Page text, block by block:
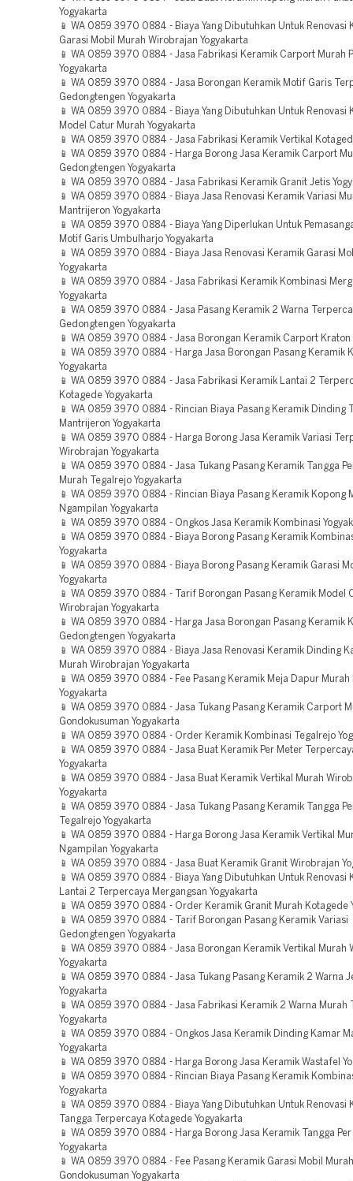
Yogyakarta
📱 WA 0859 3970 0884 - Biaya Yang Dibutuhkan Untuk Renovasi
Garasi Mobil Murah Wirobrajan Yogyakarta
📱 WA 0859 3970 0884 - Jasa Fabrikasi Keramik Carport Murah
Yogyakarta
📱 WA 0859 3970 0884 - Jasa Borongan Keramik Motif Garis
Gedongtengen Yogyakarta
📱 WA 0859 3970 0884 - Biaya Yang Dibutuhkan Untuk Renovasi
Model Catur Murah Yogyakarta
📱 WA 0859 3970 0884 - Jasa Fabrikasi Keramik Vertikal
📱 WA 0859 3970 0884 - Harga Borong Jasa Keramik Carport
Gedongtengen Yogyakarta
📱 WA 0859 3970 0884 - Jasa Fabrikasi Keramik Granit Jetis
📱 WA 0859 3970 0884 - Biaya Jasa Renovasi Keramik Variasi
Mantrijeron Yogyakarta
📱 WA 0859 3970 0884 - Biaya Yang Diperlukan Untuk
Motif Garis Umbulharjo Yogyakarta
📱 WA 0859 3970 0884 - Biaya Jasa Renovasi Keramik Garasi
Yogyakarta
📱 WA 0859 3970 0884 - Jasa Fabrikasi Keramik Kombinasi
Yogyakarta
📱 WA 0859 3970 0884 - Jasa Pasang Keramik 2 Warna
Gedongtengen Yogyakarta
📱 WA 0859 3970 0884 - Jasa Borongan Keramik Carport Kraton
📱 WA 0859 3970 0884 - Harga Jasa Borongan Pasang Keramik
Yogyakarta
📱 WA 0859 3970 0884 - Jasa Fabrikasi Keramik Lantai 2
Kotagede Yogyakarta
📱 WA 0859 3970 0884 - Rincian Biaya Pasang Keramik Dinding
Mantrijeron Yogyakarta
📱 WA 0859 3970 0884 - Harga Borong Jasa Keramik Variasi
Wirobrajan Yogyakarta
📱 WA 0859 3970 0884 - Jasa Tukang Pasang Keramik Tangga
Murah Tegalrejo Yogyakarta
📱 WA 0859 3970 0884 - Rincian Biaya Pasang Keramik Kopong
Ngampilan Yogyakarta
📱 WA 0859 3970 0884 - Ongkos Jasa Keramik Kombinasi
📱 WA 0859 3970 0884 - Biaya Borong Pasang Keramik
Yogyakarta
📱 WA 0859 3970 0884 - Biaya Borong Pasang Keramik Garasi
Yogyakarta
📱 WA 0859 3970 0884 - Tarif Borongan Pasang Keramik Model
Wirobrajan Yogyakarta
📱 WA 0859 3970 0884 - Harga Jasa Borongan Pasang Keramik
Gedongtengen Yogyakarta
📱 WA 0859 3970 0884 - Biaya Jasa Renovasi Keramik Dinding
Murah Wirobrajan Yogyakarta
📱 WA 0859 3970 0884 - Fee Pasang Keramik Meja Dapur Murah
Yogyakarta
📱 WA 0859 3970 0884 - Jasa Tukang Pasang Keramik Carport
Gondokusuman Yogyakarta
📱 WA 0859 3970 0884 - Order Keramik Kombinasi Tegalrejo
📱 WA 0859 3970 0884 - Jasa Buat Keramik Per Meter
Yogyakarta
📱 WA 0859 3970 0884 - Jasa Buat Keramik Vertikal Murah
Yogyakarta
📱 WA 0859 3970 0884 - Jasa Tukang Pasang Keramik Tangga
Tegalrejo Yogyakarta
📱 WA 0859 3970 0884 - Harga Borong Jasa Keramik Vertikal
Ngampilan Yogyakarta
📱 WA 0859 3970 0884 - Jasa Buat Keramik Granit Wirobrajan
📱 WA 0859 3970 0884 - Biaya Yang Dibutuhkan Untuk Renovasi
Lantai 2 Terpercaya Mergangsan Yogyakarta
📱 WA 0859 3970 0884 - Order Keramik Granit Murah Kotagede
📱 WA 0859 3970 0884 - Tarif Borongan Pasang Keramik Variasi
Gedongtengen Yogyakarta
📱 WA 0859 3970 0884 - Jasa Borongan Keramik Vertikal Murah
Yogyakarta
📱 WA 0859 3970 0884 - Jasa Tukang Pasang Keramik 2 Warna
Yogyakarta
📱 WA 0859 3970 0884 - Jasa Fabrikasi Keramik 2 Warna Murah
Yogyakarta
📱 WA 0859 3970 0884 - Ongkos Jasa Keramik Dinding Kamar
Yogyakarta
📱 WA 0859 3970 0884 - Harga Borong Jasa Keramik Wastafel
📱 WA 0859 3970 0884 - Rincian Biaya Pasang Keramik
Yogyakarta
📱 WA 0859 3970 0884 - Biaya Yang Dibutuhkan Untuk Renovasi
Tangga Terpercaya Kotagede Yogyakarta
📱 WA 0859 3970 0884 - Harga Borong Jasa Keramik Tangga
Yogyakarta
📱 WA 0859 3970 0884 - Fee Pasang Keramik Garasi Mobil Murah
Gondokusuman Yogyakarta